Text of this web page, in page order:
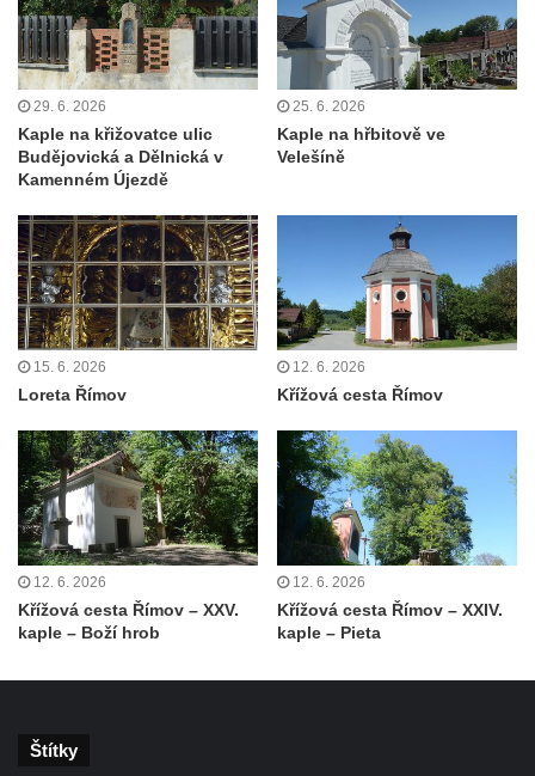
Všestudech
Kostel svatého Václava ve Strupčicích
Kaple v Michalovicích
Kostel svatého Mikuláše ve Velkých
Žernosekách
Žernosekách
Kaple svatého Huberta u hradiště Hrádek u
Libochovan
Kostel Narození Panny Marie v
Libochovanech
Nepomuckého ve Starých Křečanech
Kostel svatého Jana Nepomuckého ve
Starých Křečanech
Kostel svatého Václava v Srbské Kamenici
Kostel svatého Kryštofa v Kryštofově Údolí
Hrobka rodiny Havlovy na hřbitově v
29. 6. 2026
Kaple na křižovatce ulic
Budějovická a Dělnická v
Kamenném Újezdě
25. 6. 2026
Kaple na hřbitově ve
Velešíně
15. 6. 2026
Loreta Římov
12. 6. 2026
Křížová cesta Římov
12. 6. 2026
Křížová cesta Římov – XXV.
kaple – Boží hrob
12. 6. 2026
Křížová cesta Římov – XXIV.
kaple – Pieta
Štítky